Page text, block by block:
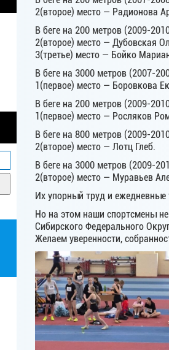
2(второе) место — Радионова
В беге на 200 метров (2009-
2(второе) место — Дубовская
3(третье) место — Бойко
В беге на 3000 метров (2007-
1(первое) место — Боровкова
В беге на 200 метров (2009-
1(первое) место — Росляков
В беге на 800 метров (2009-
2(второе) место — Лотц Глеб.
В беге на 3000 метров (2009-
2(второе) место — Муравьев
Их упорный труд и
Но на этом наши спортсмены
Сибирского Федерального
Желаем уверенности,